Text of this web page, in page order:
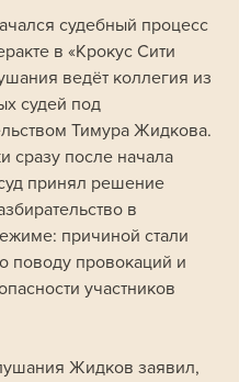
судебный процесс
в «Крокус Сити
ведёт коллегия из
судей под
Тимура Жидкова.
сразу после начала
принял решение
в
причиной стали
поводу провокаций и
участников
Жидков заявил,